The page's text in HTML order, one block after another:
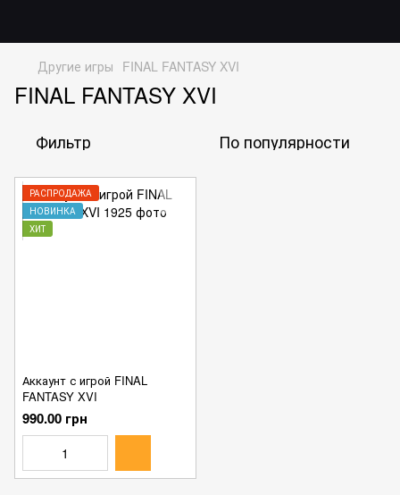
Другие игры FINAL FANTASY XVI
FINAL FANTASY XVI
Фильтр По популярности
РАСПРОДАЖА
НОВИНКА
ХИТ
Аккаунт с игрой FINAL
FANTASY XVI
990.00 грн